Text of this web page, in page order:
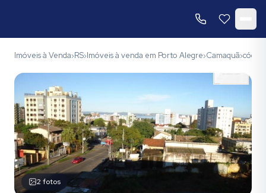
Imóveis à Venda›RS›Imóveis à venda em Porto Alegre›Camaquã›
2 fotos